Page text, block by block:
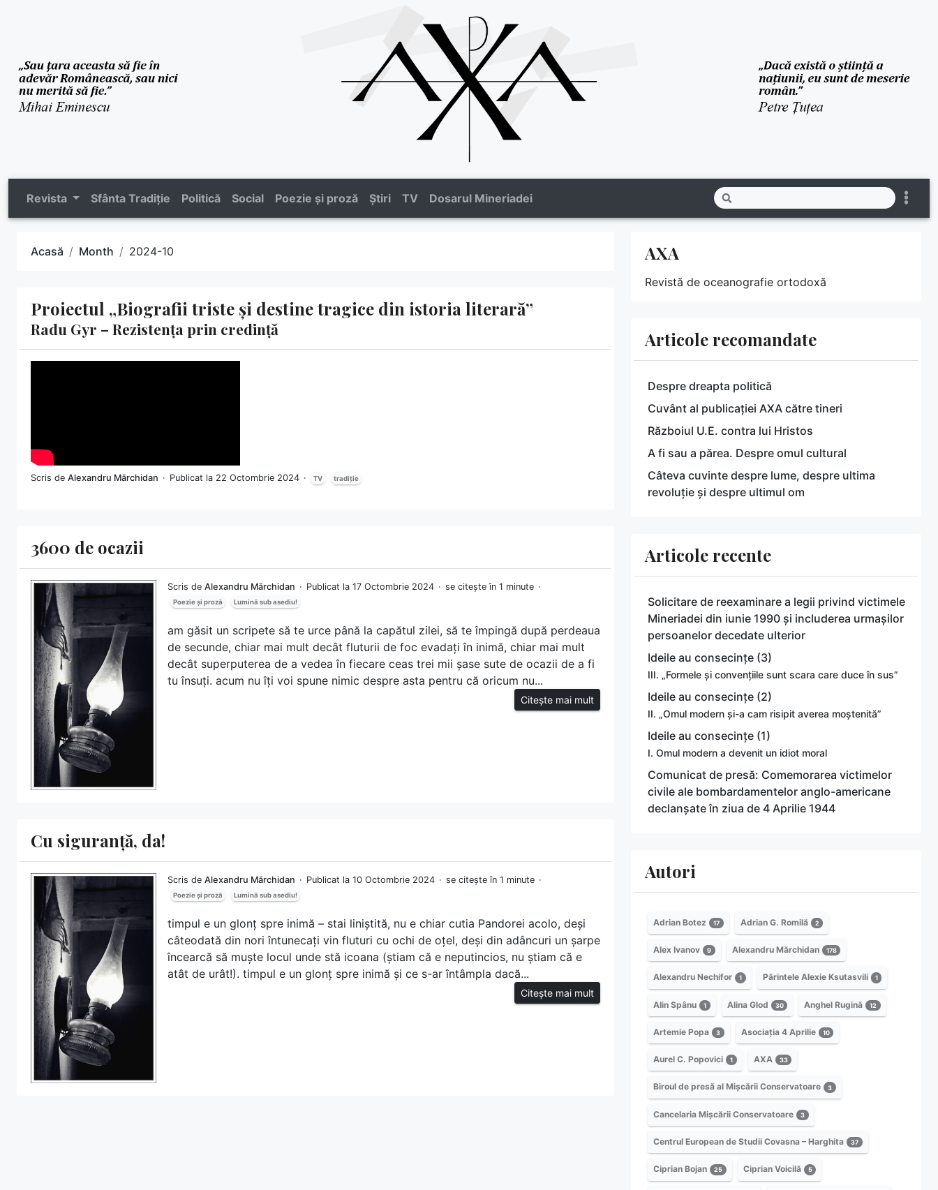
Revista Sfânta Tradiție Politică Social Poezie și proză Știri TV Dosarul Mineriadei
Acasă Month 2024-10
Proiectul „Biografii triste și destine tragice din istoria literară”
Radu Gyr – Rezistența prin credință
Scris de Alexandru Mărchidan Publicat la 22 Octombrie 2024 TV tradiție
3600 de ocazii
Scris de Alexandru Mărchidan Publicat la 17 Octombrie 2024 se citește în 1 minute
Poezie și proză Lumină sub asediu!
am găsit un scripete să te urce până la capătul zilei, să te împingă după perdeaua
de secunde, chiar mai mult decât fluturii de foc evadați în inimă, chiar mai mult
decât superputerea de a vedea în fiecare ceas trei mii șase sute de ocazii de a fi
tu însuți. acum nu îți voi spune nimic despre asta pentru că oricum nu...
Citește mai mult
Cu siguranță, da!
Scris de Alexandru Mărchidan Publicat la 10 Octombrie 2024 se citește în 1 minute
Poezie și proză Lumină sub asediu!
timpul e un glonț spre inimă – stai liniștită, nu e chiar cutia Pandorei acolo, deși
câteodată din nori întunecați vin fluturi cu ochi de oțel, deși din adâncuri un șarpe
încearcă să muște locul unde stă icoana (știam că e neputincios, nu știam că e
atât de urât!). timpul e un glonț spre inimă și ce s-ar întâmpla dacă...
Citește mai mult
AXA
Revistă de oceanografie ortodoxă
Articole recomandate
Despre dreapta politică
Cuvânt al publicației AXA către tineri
Războiul U.E. contra lui Hristos
A fi sau a părea. Despre omul cultural
Câteva cuvinte despre lume, despre ultima
revoluție și despre ultimul om
Articole recente
Solicitare de reexaminare a legii privind victimele
Mineriadei din iunie 1990 și includerea urmașilor
persoanelor decedate ulterior
Ideile au consecințe (3)
III. „Formele și convențiile sunt scara care duce în sus”
Ideile au consecințe (2)
II. „Omul modern și-a cam risipit averea moștenită”
Ideile au consecințe (1)
I. Omul modern a devenit un idiot moral
Comunicat de presă: Comemorarea victimelor
civile ale bombardamentelor anglo-americane
declanșate în ziua de 4 Aprilie 1944
Autori
Adrian Botez 17 Adrian G. Romilă 2
Alex Ivanov 9 Alexandru Mărchidan 178
Alexandru Nechifor 1 Părintele Alexie Ksutasvili 1
Alin Spânu 1 Alina Glod 30 Anghel Rugină 12
Artemie Popa 3 Asociația 4 Aprilie 10
Aurel C. Popovici 1 AXA 33
Biroul de presă al Mișcării Conservatoare 3
Cancelaria Mișcării Conservatoare 3
Centrul European de Studii Covasna – Harghita 37
Ciprian Bojan 25 Ciprian Voicilă 5